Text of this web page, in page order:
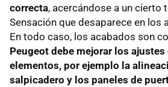
correcta, acercándose a un cierto
Sensación que desaparece en los
En todo caso, los acabados son
Peugeot debe mejorar los
elementos, por ejemplo la
salpicadero y los paneles de